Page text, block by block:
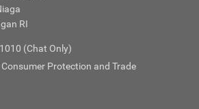
RI
(Chat Only)
Protection and Trade